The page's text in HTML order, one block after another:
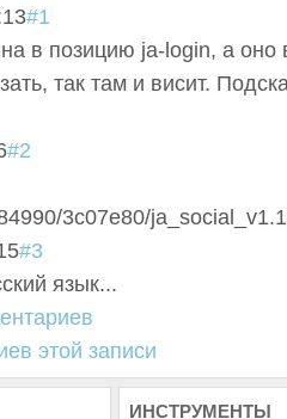
#1
в позицию ja-login, а оно
так там и висит.
#2
3c07e80/
#3
язык...
этой записи
ИНСТРУМЕНТЫ